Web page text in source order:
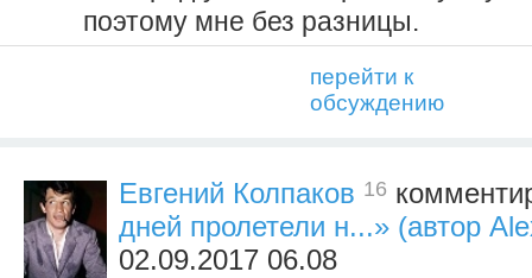
поэтому мне без разницы.
перейти к
обсуждению
Евгений Колпаков 16
дней пролетели н...» (автор
02.09.2017 06.08